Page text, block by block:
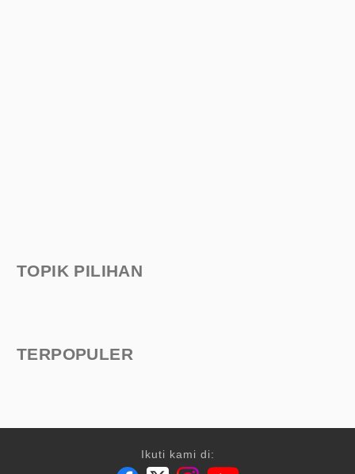
TOPIK PILIHAN
TERPOPULER
Ikuti kami di: